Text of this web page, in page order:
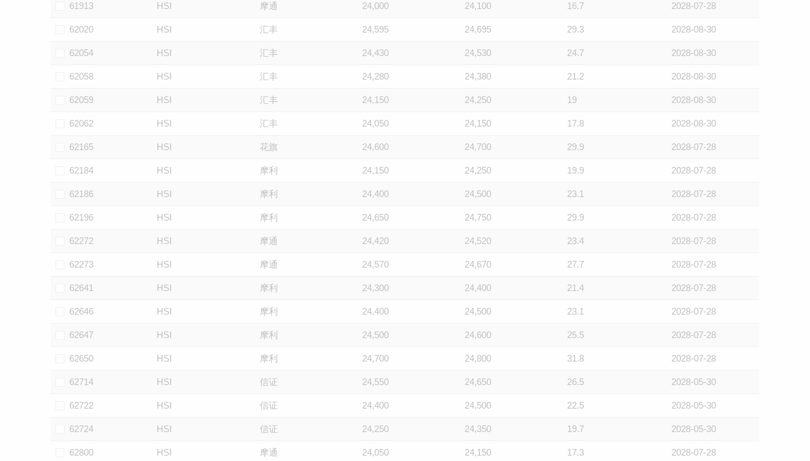
61913 HSI 摩通 24,000 24,100 16.7 2028-07-28
62020 HSI 汇丰 24,595 24,695 29.3 2028-08-30
62054 HSI 汇丰 24,430 24,530 24.7 2028-08-30
62058 HSI 汇丰 24,280 24,380 21.2 2028-08-30
62059 HSI 汇丰 24,150 24,250 19 2028-08-30
62062 HSI 汇丰 24,050 24,150 17.8 2028-08-30
62165 HSI 花旗 24,600 24,700 29.9 2028-07-28
62184 HSI 摩利 24,150 24,250 19.9 2028-07-28
62186 HSI 摩利 24,400 24,500 23.1 2028-07-28
62196 HSI 摩利 24,650 24,750 29.9 2028-07-28
62272 HSI 摩通 24,420 24,520 23.4 2028-07-28
62273 HSI 摩通 24,570 24,670 27.7 2028-07-28
62641 HSI 摩利 24,300 24,400 21.4 2028-07-28
62646 HSI 摩利 24,400 24,500 23.1 2028-07-28
62647 HSI 摩利 24,500 24,600 25.5 2028-07-28
62650 HSI 摩利 24,700 24,800 31.8 2028-07-28
62714 HSI 信证 24,550 24,650 26.5 2028-05-30
62722 HSI 信证 24,400 24,500 22.5 2028-05-30
62724 HSI 信证 24,250 24,350 19.7 2028-05-30
62800 HSI 摩通 24,050 24,150 17.3 2028-07-28